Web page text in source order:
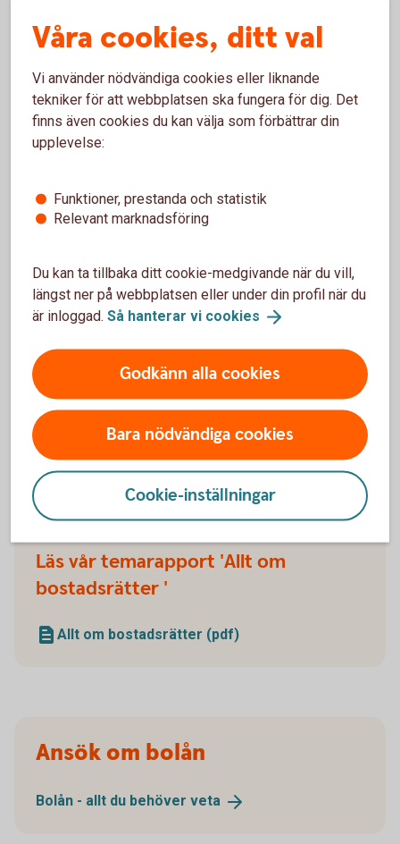
Arturo Arques
Privatekonom
För att se detta innehåll behöver du först
godkänna cookies för Funktioner, prestanda
Inställningar för cookies
Ladda ner checklistan
Checklista för bostadsköp(pdf)
Läs vår temarapport 'Allt om
bostadsrätter '
Allt om bostadsrätter (pdf)
Ansök om bolån
Bolån - allt du behöver veta
Våra cookies, ditt val
Vi använder nödvändiga cookies eller liknande
tekniker för att webbplatsen ska fungera för dig. Det
finns även cookies du kan välja som förbättrar din
upplevelse:
Funktioner, prestanda och statistik
Relevant marknadsföring
Du kan ta tillbaka ditt cookie-medgivande när du vill,
längst ner på webbplatsen eller under din profil när du
är inloggad. Så hanterar vi cookies
Godkänn alla cookies
Bara nödvändiga cookies
Cookie-inställningar